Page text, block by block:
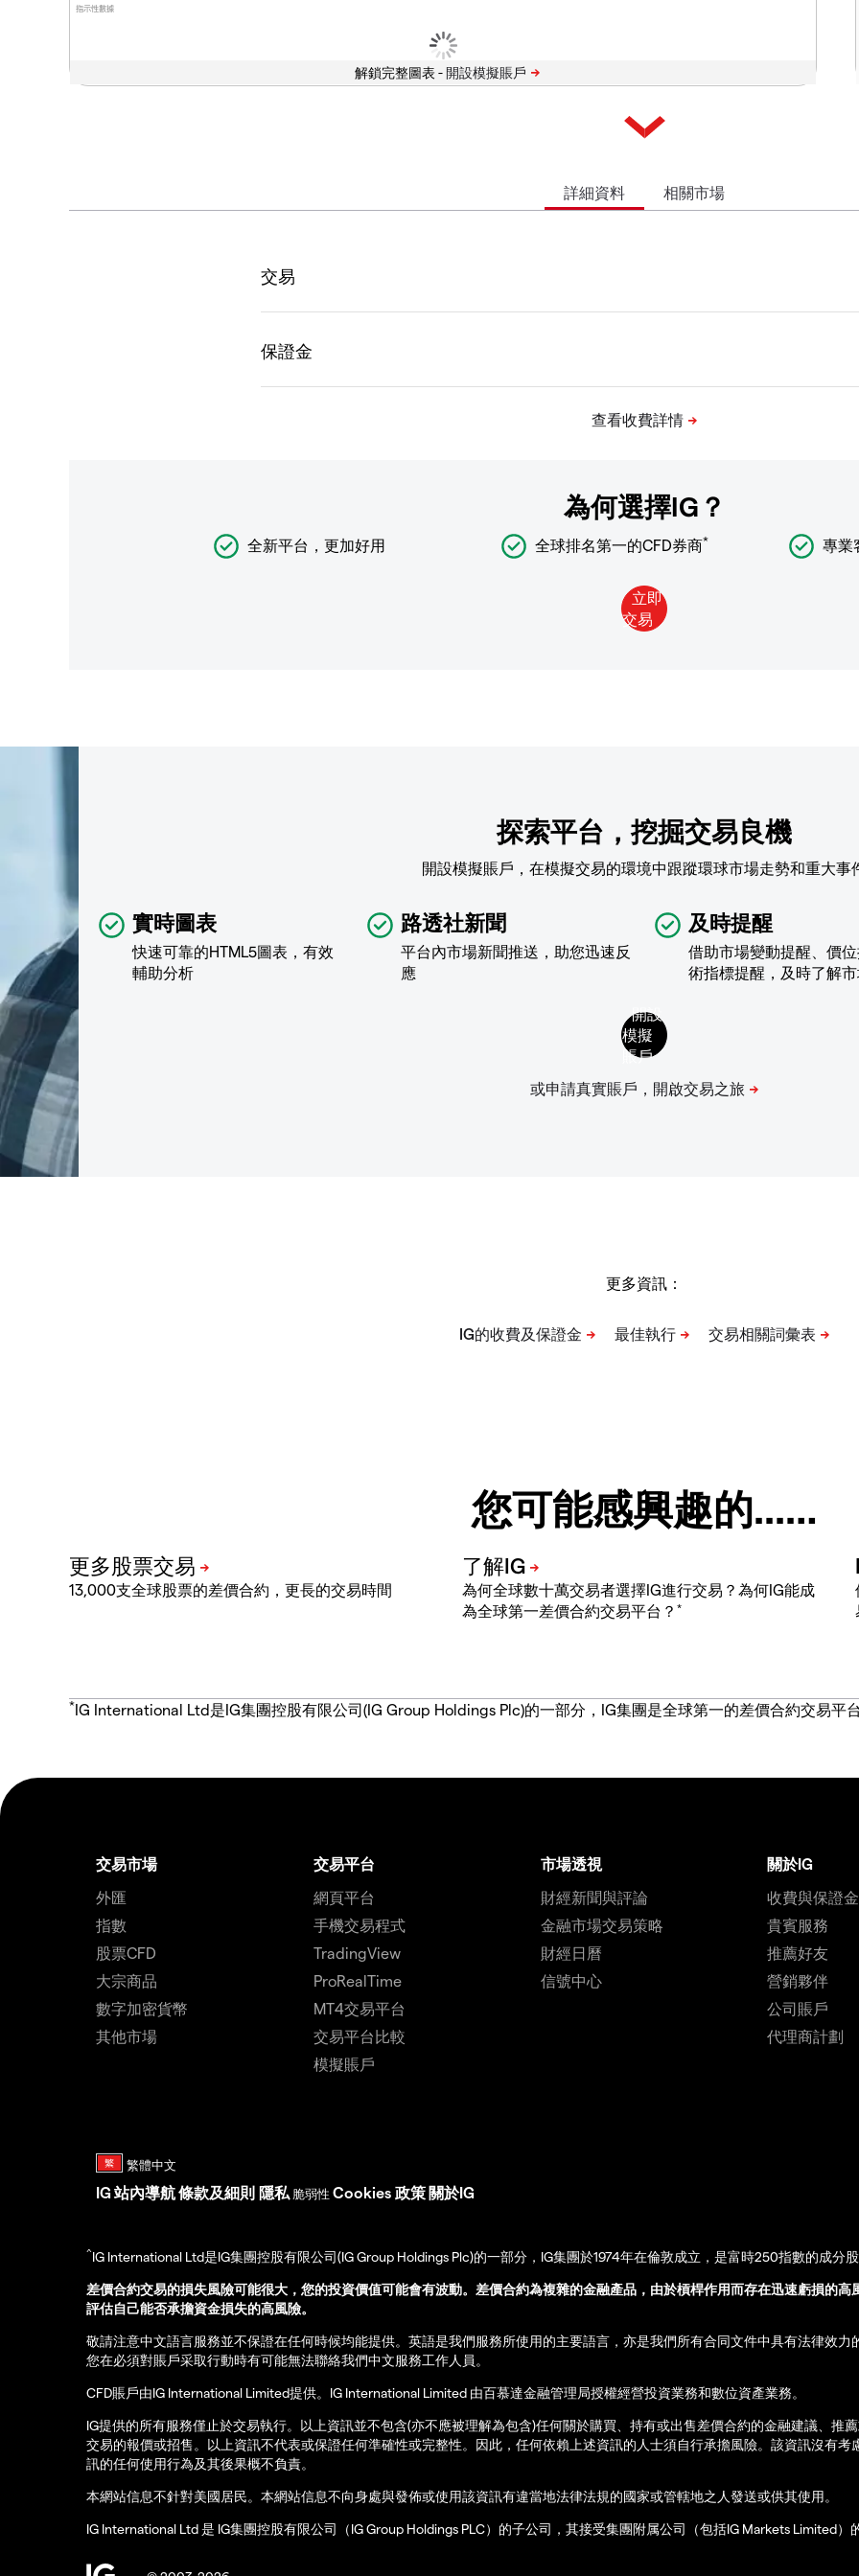
指示性數據
解鎖完整圖表 -
詳細資料 相關市場
為何選擇IG？
全新平台，更加好用 全球排名第一的CFD券商* 專業
探索平台，挖掘交易良機
開設模擬賬戶，在模擬交易的環境中跟蹤環球市場走勢和重大事
實時圖表
快速可靠的HTML5圖表，有效
輔助分析
路透社新聞
平台內市場新聞推送，助您迅速反
應
及時提醒
借助市場變動提醒、價
術指標提醒，及時了解
更多資訊：
您可能感興趣的...…
13,000支全球股票的差價合約，更長的交易時間
為何全球數十萬交易者選擇IG進行交易？為何IG能成
為全球第一差價合約交易平台？ *
*IG International Ltd是IG集團控股有限公司(IG Group Holdings Plc)的一部分，IG集團是全球第一的差價合約交易平
交易市場
外匯
指數
股票CFD
大宗商品
數字加密貨幣
其他市場
交易平台
網頁平台
手機交易程式
TradingView
ProRealTime
MT4交易平台
交易平台比較
模擬賬戶
市場透視
財經新聞與評論
金融市場交易策略
財經日曆
信號中心
關於IG
收費與保證金
貴賓服務
推薦好友
營銷夥伴
公司賬戶
代理商計劃
IG 站內導航條款及細則 隱私 脆弱性 Cookies 政策 關於IG
^IG International Ltd是IG集團控股有限公司(IG Group Holdings Plc)的一部分，IG集團於1974年在倫敦成立，是富時250指數的成分
差價合約交易的損失風險可能很大，您的投資價值可能會有波動。差價合約為複雜的金融產品，由於槓桿作用而存在迅速虧損的
評估自己能否承擔資金損失的高風險。
敬請注意中文語言服務並不保證在任何時候均能提供。英語是我們服務所使用的主要語言，亦是我們所有合同文件中具有法律效力
您在必須對賬戶采取行動時有可能無法聯絡我們中文服務工作人員。
CFD賬戶由IG International Limited提供。IG International Limited 由百慕達金融管理局授權經營投資業務和數位資產業務。
IG提供的所有服務僅止於交易執行。以上資訊並不包含(亦不應被理解為包含)任何關於購買、持有或出售差價合約的金融建議、推
交易的報價或招售。以上資訊不代表或保證任何準確性或完整性。因此，任何依賴上述資訊的人士須自行承擔風險。該資訊沒有
訊的任何使用行為及其後果概不負責。
本網站信息不針對美國居民。本網站信息不向身處與發佈或使用該資訊有違當地法律法規的國家或管轄地之人發送或供其使用。
IG International Ltd 是 IG集團控股有限公司（IG Group Holdings PLC）的子公司，其接受集團附属公司（包括IG Markets Limited）